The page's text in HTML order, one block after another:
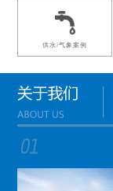
供水/气象案例